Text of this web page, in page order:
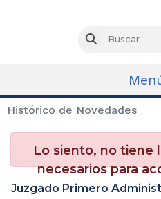
Buscar
Histórico de Novedades
Lo siento, no tiene
necesarios para
este portlet
Juzgado Primero